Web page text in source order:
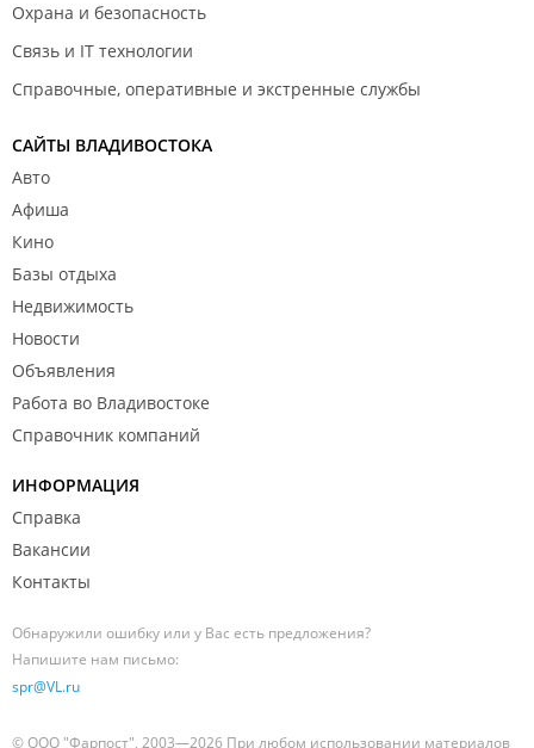
Охрана и безопасность
Связь и IT технологии
Справочные, оперативные и экстренные службы
САЙТЫ ВЛАДИВОСТОКА
Авто
Афиша
Кино
Базы отдыха
Недвижимость
Новости
Объявления
Работа во Владивостоке
Справочник компаний
ИНФОРМАЦИЯ
Справка
Вакансии
Контакты
Обнаружили ошибку или у Вас есть предложения?
Напишите нам письмо:
spr@VL.ru
© ООО "Фарпост", 2003—2026 При любом использовании материалов